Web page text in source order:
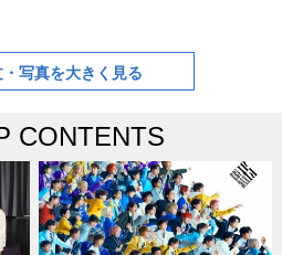
写真を大きく見る
CONTENTS